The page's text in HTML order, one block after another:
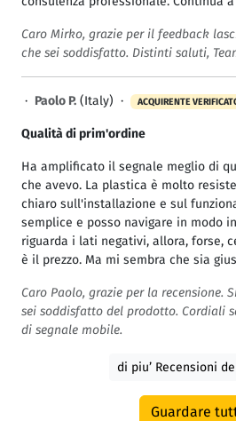
Caro Mirko, grazie per il feedback
che sei soddisfatto. Distinti saluti,
· Paolo P. (Italy) · ACQUIRENTE
Qualità di prim'ordine
Ha amplificato il segnale meglio di
che avevo. La plastica è molto
chiaro sull'installazione e sul
semplice e posso navigare in modo
riguarda i lati negativi, allora, forse,
è il prezzo. Ma mi sembra che sia
Caro Paolo, grazie per la recensione.
sei soddisfatto del prodotto. Cordiali
di segnale mobile.
di piu’ Recensioni
Guardare